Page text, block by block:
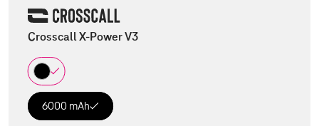
Crosscall X-Power V3
6000 mAh